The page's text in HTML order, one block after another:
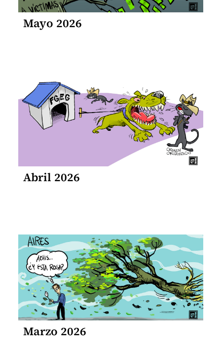
Mayo 2026
Abril 2026
Marzo 2026